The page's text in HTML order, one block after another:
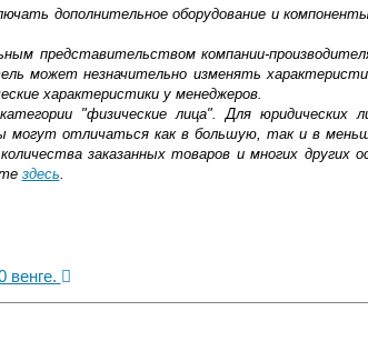
дополнительное оборудование и
представительством компании-
может незначительно изменять
характеристики у менеджеров.
"физические лица". Для юридических
могут отличаться как в большую, так и в
заказанных товаров и многих других
здесь
венге.